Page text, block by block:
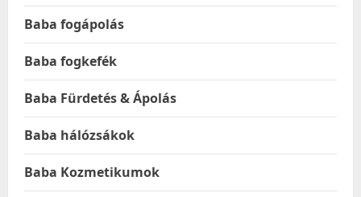
Baba fogápolás
Baba fogkefék
Baba Fürdetés & Ápolás
Baba hálózsákok
Baba Kozmetikumok